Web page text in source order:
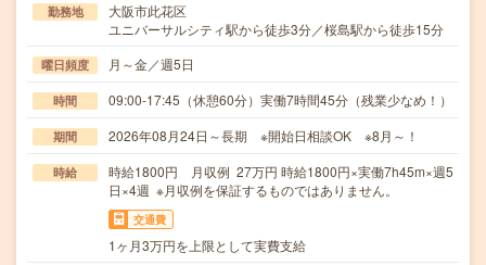
勤務地
大阪市此花区
ユニバーサルシティ駅から徒歩3分／桜島駅から徒歩15分
曜日頻度 月～金／週5日
時間 09:00-17:45（休憩60分）実働7時間45分（残業少なめ！）
期間 2026年08月24日～長期 ※開始日相談OK ※8月～！
時給
時給1800円 月収例 27万円 時給1800円×実働7h45m×週5
日×4週 ※月収例を保証するものではありません。
交通費
1ヶ月3万円を上限として実費支給